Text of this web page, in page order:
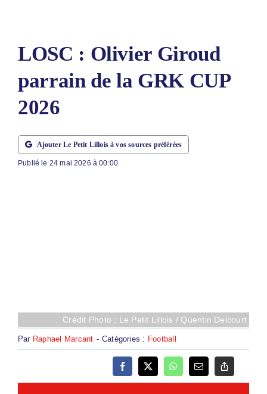
NOUS
LOSC : Olivier Giroud
parrain de la GRK CUP
2026
Ajouter Le Petit Lillois à vos sources préférées
Publié le 24 mai 2026 à 00:00
Crédit Photo : Le Petit Lillois / Quentin Delcourt
Par Raphael Marcant - Catégories : Football